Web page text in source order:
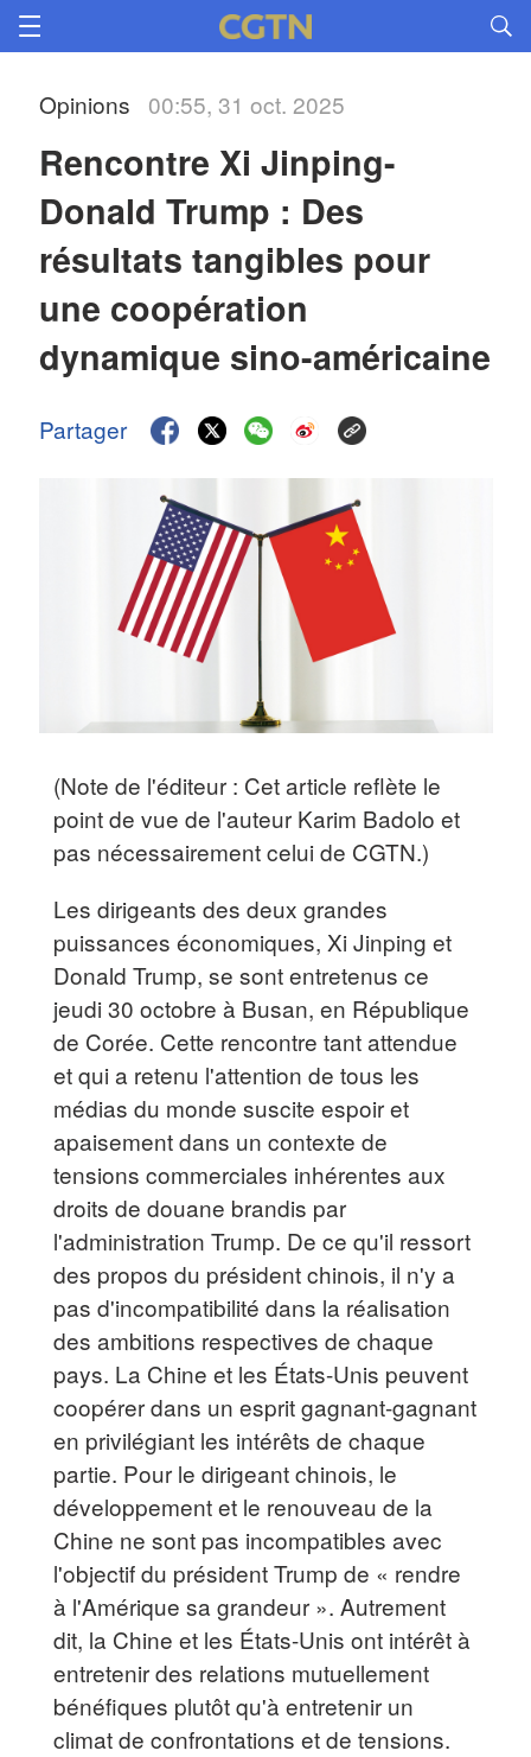
Opinions 00:55, 31 oct. 2025
Rencontre Xi Jinping-
Donald Trump : Des
résultats tangibles pour
une coopération
dynamique sino-américaine
Partager
(Note de l'éditeur : Cet article reflète le
point de vue de l'auteur Karim Badolo et
pas nécessairement celui de CGTN.)
Les dirigeants des deux grandes
puissances économiques, Xi Jinping et
Donald Trump, se sont entretenus ce
jeudi 30 octobre à Busan, en République
de Corée. Cette rencontre tant attendue
et qui a retenu l'attention de tous les
médias du monde suscite espoir et
apaisement dans un contexte de
tensions commerciales inhérentes aux
droits de douane brandis par
l'administration Trump. De ce qu'il ressort
des propos du président chinois, il n'y a
pas d'incompatibilité dans la réalisation
des ambitions respectives de chaque
pays. La Chine et les États-Unis peuvent
coopérer dans un esprit gagnant-gagnant
en privilégiant les intérêts de chaque
partie. Pour le dirigeant chinois, le
développement et le renouveau de la
Chine ne sont pas incompatibles avec
l'objectif du président Trump de « rendre
à l'Amérique sa grandeur ». Autrement
dit, la Chine et les États-Unis ont intérêt à
entretenir des relations mutuellement
bénéfiques plutôt qu'à entretenir un
climat de confrontations et de tensions.